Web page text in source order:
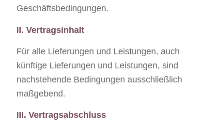
Geschäftsbedingungen.
II. Vertragsinhalt
Für alle Lieferungen und Leistungen, auch
künftige Lieferungen und Leistungen, sind
nachstehende Bedingungen ausschließlich
maßgebend.
III. Vertragsabschluss